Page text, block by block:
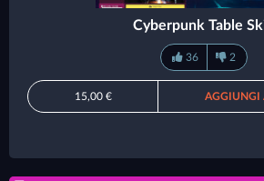
Cyberpunk Table
36 2
15,00 € AGGIUNGI